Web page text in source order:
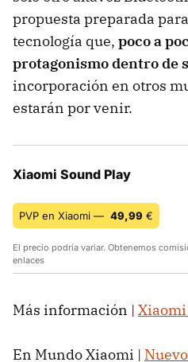
propuesta preparada
tecnología que, poco a
protagonismo dentro de
incorporación en otros
estarán por venir.
Xiaomi Sound Play
PVP en Xiaomi — 49,99 €
El precio podría variar. Obtenemos
enlaces
Más información |
En Mundo Xiaomi |